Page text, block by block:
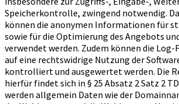
Speicherkontrolle, zwingend notwendig.
können die anonymen Informationen für
sowie für die Optimierung des Angebots
verwendet werden. Zudem können die Log-
auf eine rechtswidrige Nutzung der
kontrolliert und ausgewertet werden. Die
hierfür findet sich in § 25 Absatz 2 Satz 2
werden allgemein Daten wie der